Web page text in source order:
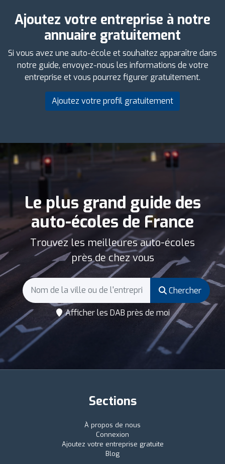
Ajoutez votre entreprise à notre
annuaire gratuitement
Si vous avez une auto-école et souhaitez apparaître dans
notre guide, envoyez-nous les informations de votre
entreprise et vous pourrez figurer gratuitement.
Ajoutez votre profil gratuitement
Le plus grand guide des
auto-écoles de France
Trouvez les meilleures auto-écoles
près de chez vous
Chercher
Afficher les DAB près de moi
Sections
À propos de nous
Connexion
Ajoutez votre entreprise gratuite
Blog